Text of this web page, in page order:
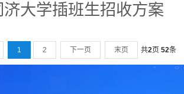
大学插班生招收方案
1 2 下一页 末页 共2页 52条